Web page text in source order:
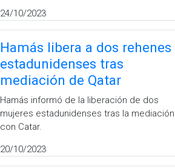
24/10/2023
Hamás libera a dos rehenes
estadunidenses tras
mediación de Qatar
Hamás informó de la liberación de dos
mujeres estadunidenses tras la mediación
con Catar.
20/10/2023